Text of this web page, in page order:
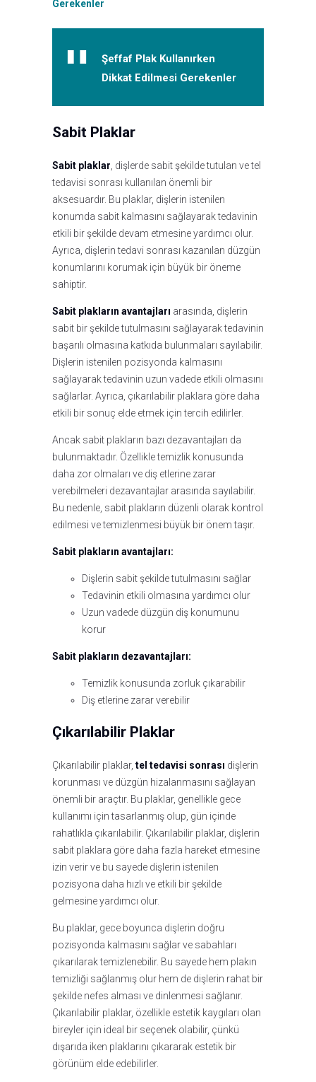
Gerekenler
Şeffaf Plak Kullanırken
Dikkat Edilmesi Gerekenler
Sabit Plaklar
Sabit plaklar , dişlerde sabit şekilde tutulan ve tel
tedavisi sonrası kullanılan önemli bir
aksesuardır. Bu plaklar, dişlerin istenilen
konumda sabit kalmasını sağlayarak tedavinin
etkili bir şekilde devam etmesine yardımcı olur.
Ayrıca, dişlerin tedavi sonrası kazanılan düzgün
konumlarını korumak için büyük bir öneme
sahiptir.
Sabit plakların avantajları arasında, dişlerin
sabit bir şekilde tutulmasını sağlayarak tedavinin
başarılı olmasına katkıda bulunmaları sayılabilir.
Dişlerin istenilen pozisyonda kalmasını
sağlayarak tedavinin uzun vadede etkili olmasını
sağlarlar. Ayrıca, çıkarılabilir plaklara göre daha
etkili bir sonuç elde etmek için tercih edilirler.
Ancak sabit plakların bazı dezavantajları da
bulunmaktadır. Özellikle temizlik konusunda
daha zor olmaları ve diş etlerine zarar
verebilmeleri dezavantajlar arasında sayılabilir.
Bu nedenle, sabit plakların düzenli olarak kontrol
edilmesi ve temizlenmesi büyük bir önem taşır.
Sabit plakların avantajları:
Dişlerin sabit şekilde tutulmasını sağlar
Tedavinin etkili olmasına yardımcı olur
Uzun vadede düzgün diş konumunu
korur
Sabit plakların dezavantajları:
Temizlik konusunda zorluk çıkarabilir
Diş etlerine zarar verebilir
Çıkarılabilir Plaklar
Çıkarılabilir plaklar, tel tedavisi sonrası dişlerin
korunması ve düzgün hizalanmasını sağlayan
önemli bir araçtır. Bu plaklar, genellikle gece
kullanımı için tasarlanmış olup, gün içinde
rahatlıkla çıkarılabilir. Çıkarılabilir plaklar, dişlerin
sabit plaklara göre daha fazla hareket etmesine
izin verir ve bu sayede dişlerin istenilen
pozisyona daha hızlı ve etkili bir şekilde
gelmesine yardımcı olur.
Bu plaklar, gece boyunca dişlerin doğru
pozisyonda kalmasını sağlar ve sabahları
çıkarılarak temizlenebilir. Bu sayede hem plakın
temizliği sağlanmış olur hem de dişlerin rahat bir
şekilde nefes alması ve dinlenmesi sağlanır.
Çıkarılabilir plaklar, özellikle estetik kaygıları olan
bireyler için ideal bir seçenek olabilir, çünkü
dışarıda iken plaklarını çıkararak estetik bir
görünüm elde edebilirler.